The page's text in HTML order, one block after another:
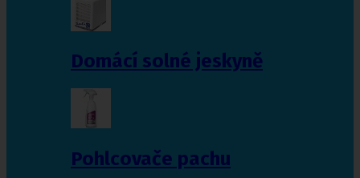
Domácí solné jeskyně
Pohlcovače pachu